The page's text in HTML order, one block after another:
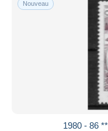
Uniquement en
Livraison gratuite
Méthodes de
Virement
Mastercard
Bancontact
Nouveau
1980 - 86